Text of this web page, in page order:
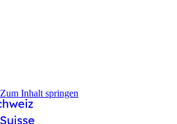
Zum Inhalt springen